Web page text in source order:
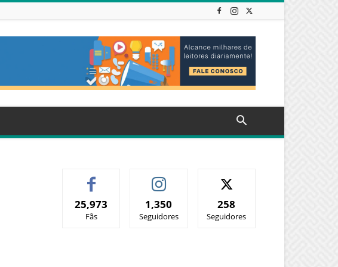
25,973
Fãs
1,350
Seguidores
258
Seguidores